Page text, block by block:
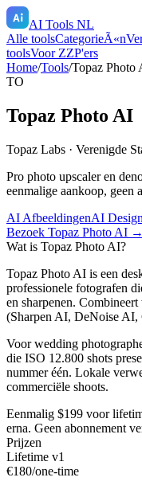
AI Tools NL
Alle toolsCategorieÃ«n
toolsVoor ZZP'ers
Home/Tools/Topaz Photo
TO
Topaz Photo AI
Topaz Labs · Verenigde
Pro photo upscaler en
eenmalige aankoop, geen
AI AfbeeldingenAI
Bezoek Topaz Photo AI →
Wat is Topaz Photo AI?
Topaz Photo AI is een
professionele fotografen
en sharpenen.
(Sharpen AI, DeNoise
Voor wedding
die ISO 12.800 shots
nummer één. Lokale
commerciële shoots.
Eenmalig $199 voor
erna. Geen abonnement
Prijzen
Lifetime v1
€180/one-time